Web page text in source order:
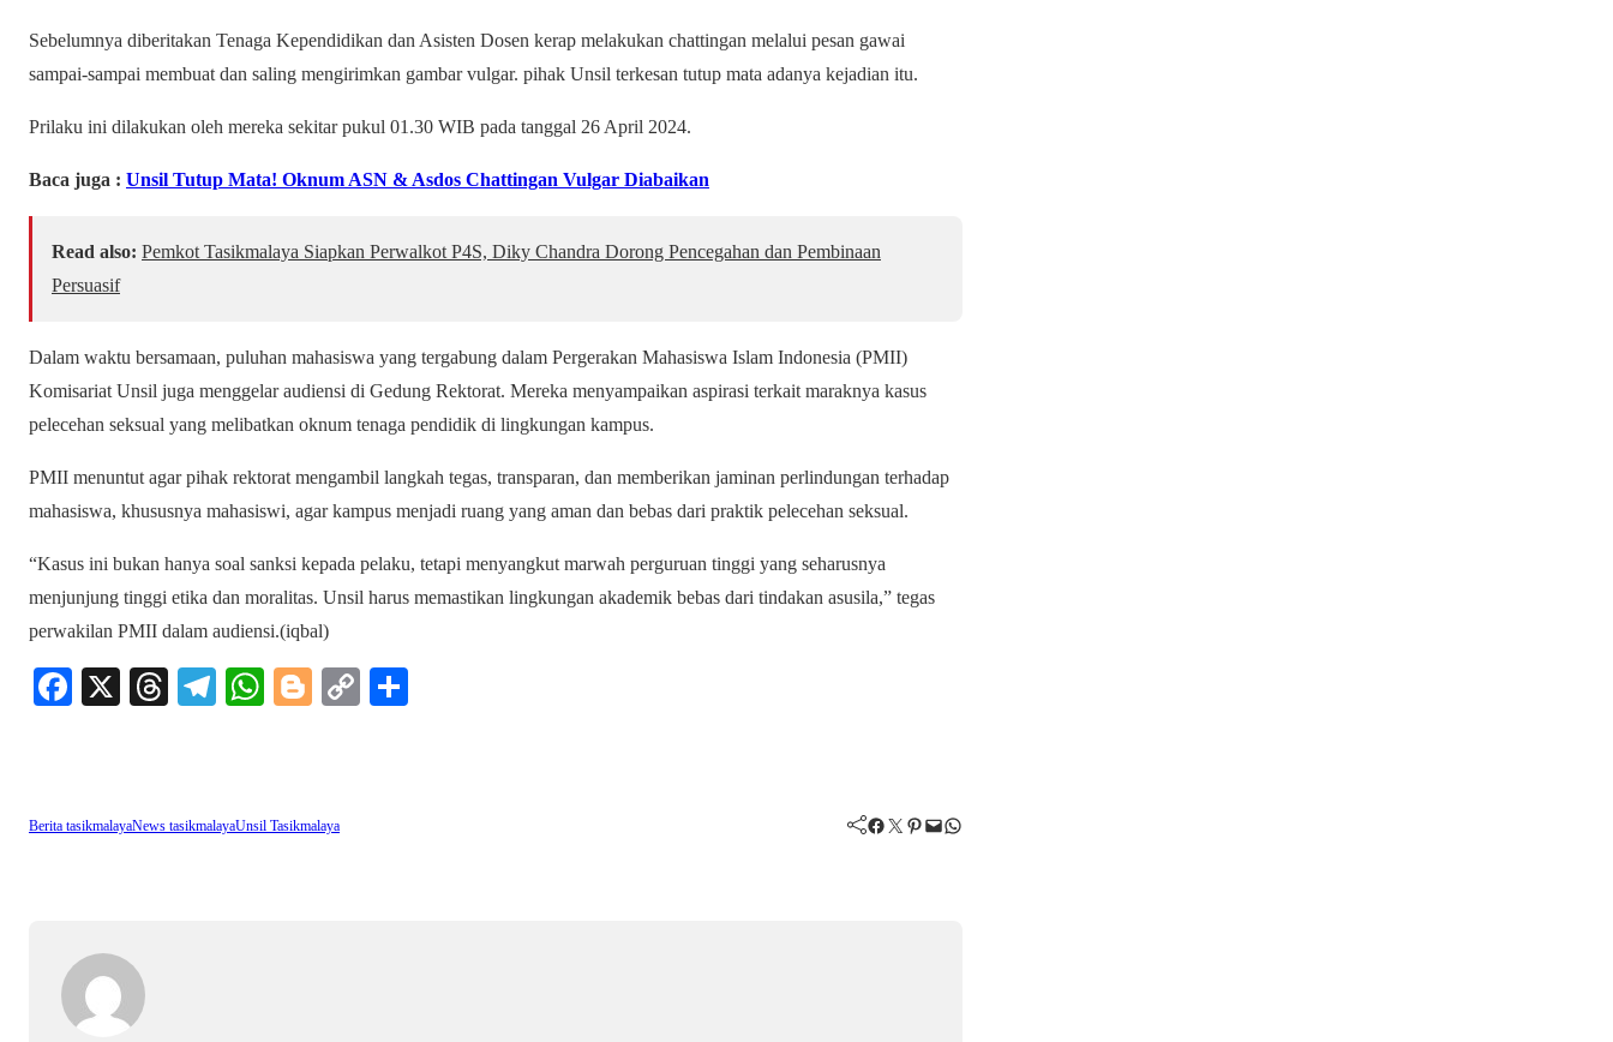
Sebelumnya diberitakan Tenaga Kependidikan dan Asisten Dosen kerap melakukan chattingan melalui pesan gawai
sampai-sampai membuat dan saling mengirimkan gambar vulgar. pihak Unsil terkesan tutup mata adanya kejadian itu.
Prilaku ini dilakukan oleh mereka sekitar pukul 01.30 WIB pada tanggal 26 April 2024.
Baca juga : Unsil Tutup Mata! Oknum ASN & Asdos Chattingan Vulgar Diabaikan
Read also: Pemkot Tasikmalaya Siapkan Perwalkot P4S, Diky Chandra Dorong Pencegahan dan Pembinaan
Persuasif
Dalam waktu bersamaan, puluhan mahasiswa yang tergabung dalam Pergerakan Mahasiswa Islam Indonesia (PMII)
Komisariat Unsil juga menggelar audiensi di Gedung Rektorat. Mereka menyampaikan aspirasi terkait maraknya kasus
pelecehan seksual yang melibatkan oknum tenaga pendidik di lingkungan kampus.
PMII menuntut agar pihak rektorat mengambil langkah tegas, transparan, dan memberikan jaminan perlindungan terhadap
mahasiswa, khususnya mahasiswi, agar kampus menjadi ruang yang aman dan bebas dari praktik pelecehan seksual.
“Kasus ini bukan hanya soal sanksi kepada pelaku, tetapi menyangkut marwah perguruan tinggi yang seharusnya
menjunjung tinggi etika dan moralitas. Unsil harus memastikan lingkungan akademik bebas dari tindakan asusila,” tegas
perwakilan PMII dalam audiensi.(iqbal)
Fa
X
T
Te
m
W
pp
Bl
C
Berita tasikmalayaNews tasikmalayaUnsil Tasikmalaya Facebook Twitter Pinterest Mail WhatsApp